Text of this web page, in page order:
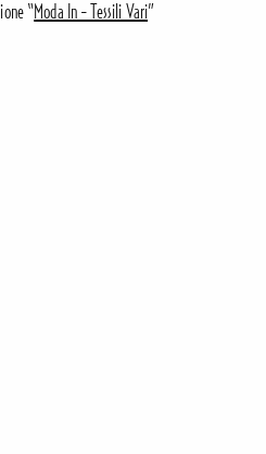
“Moda In - Tessili Vari”